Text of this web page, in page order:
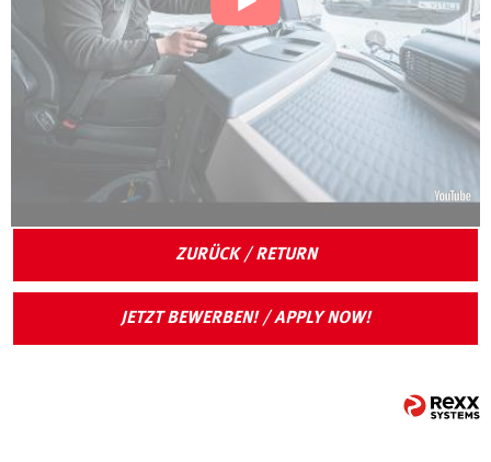
ZURÜCK / RETURN
JETZT BEWERBEN! / APPLY NOW!